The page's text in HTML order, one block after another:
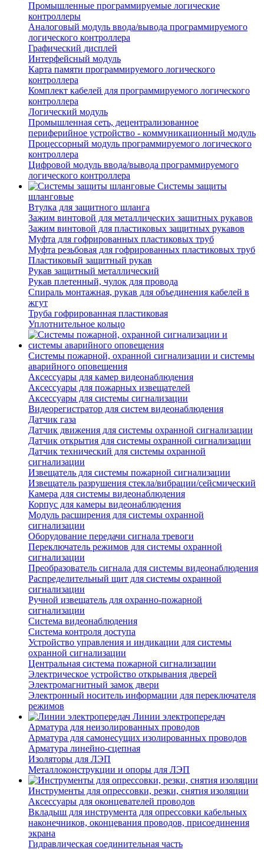
Промышленные программируемые логические
контроллеры
Аналоговый модуль ввода/вывода программируемого
логического контроллера
Графический дисплей
Интерфейсный модуль
Карта памяти программируемого логического
контроллера
Комплект кабелей для программируемого логического
контроллера
Логический модуль
Промышленная сеть, децентрализованное
периферийное устройство - коммуникационный модуль
Процессорный модуль программируемого логического
контроллера
Цифровой модуль ввода/вывода программируемого
логического контроллера
Системы защиты
шланговые
Втулка для защитного шланга
Зажим винтовой для металлических защитных рукавов
Зажим винтовой для пластиковых защитных рукавов
Муфта для гофрированных пластиковых труб
Муфта резьбовая для гофрированных пластиковых труб
Пластиковый защитный рукав
Рукав защитный металлический
Рукав плетенный, чулок для провода
Спираль монтажная, рукав для объединения кабелей в
жгут
Труба гофрированная пластиковая
Уплотнительное кольцо
Системы пожарной, охранной сигнализации и системы
аварийного оповещения
Аксессуары для камер видеонаблюдения
Аксессуары для пожарных извещателей
Аксессуары для системы сигнализации
Видеорегистратор для систем видеонаблюдения
Датчик газа
Датчик движения для системы охранной сигнализации
Датчик открытия для системы охранной сигнализации
Датчик технический для системы охранной
сигнализации
Извещатель для системы пожарной сигнализации
Извещатель разрушения стекла/вибрации/сейсмический
Камера для системы видеонаблюдения
Корпус для камеры видеонаблюдения
Модуль расширения для системы охранной
сигнализации
Оборудование передачи сигнала тревоги
Переключатель режимов для системы охранной
сигнализации
Преобразователь сигнала для системы видеонаблюдения
Распределительный щит для системы охранной
сигнализации
Ручной извещатель для охранно-пожарной
сигнализации
Система видеонаблюдения
Система контроля доступа
Устройство управления и индикации для системы
охранной сигнализации
Центральная система пожарной сигнализации
Электрическое устройство открывания дверей
Электромагнитный замок двери
Электронный носитель информации для переключателя
режимов
Линии электропередач
Арматура для неизолированных проводов
Арматура для самонесущих изолированных проводов
Арматура линейно-сцепная
Изоляторы для ЛЭП
Металлоконструкции и опоры для ЛЭП
Инструменты для опрессовки, резки, снятия изоляции
Аксессуары для оконцевателей проводов
Вкладыш для инструмента для опрессовки кабельных
наконечников, оконцевания проводов, присоединения
экрана
Гидравлическая соединительная часть